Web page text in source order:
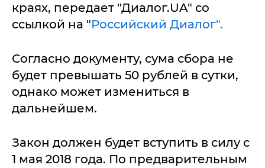
краях, передает "Диалог.UA" со
ccылкой на "Российский Диалог".
Согласно документу, сума сбора не
будет превышать 50 рублей в сутки,
однако может измениться в
дальнейшем.
Закон должен будет вступить в силу с
1 мая 2018 года. По предварительным